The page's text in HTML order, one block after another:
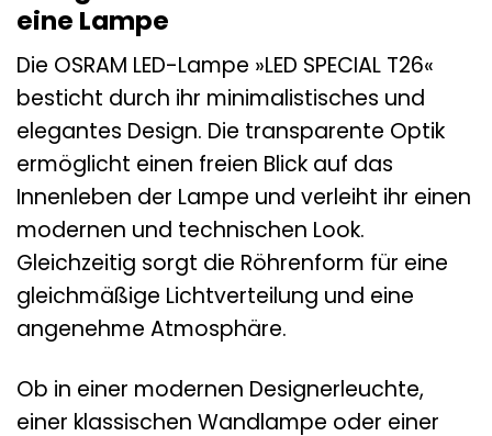
eine Lampe
Die OSRAM LED-Lampe »LED SPECIAL T26«
besticht durch ihr minimalistisches und
elegantes Design. Die transparente Optik
ermöglicht einen freien Blick auf das
Innenleben der Lampe und verleiht ihr einen
modernen und technischen Look.
Gleichzeitig sorgt die Röhrenform für eine
gleichmäßige Lichtverteilung und eine
angenehme Atmosphäre.
Ob in einer modernen Designerleuchte,
einer klassischen Wandlampe oder einer